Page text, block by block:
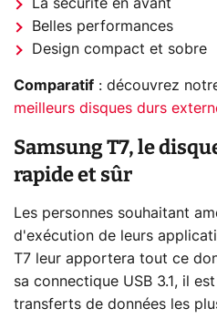
La sécurité en avant
Belles performances
Design compact et sobre
Comparatif : découvrez
meilleurs disques durs
Samsung T7, le
rapide et sûr
Les personnes souhaitant
d'exécution de leurs
T7 leur apportera tout ce
sa connectique USB 3.1, il
transferts de données les